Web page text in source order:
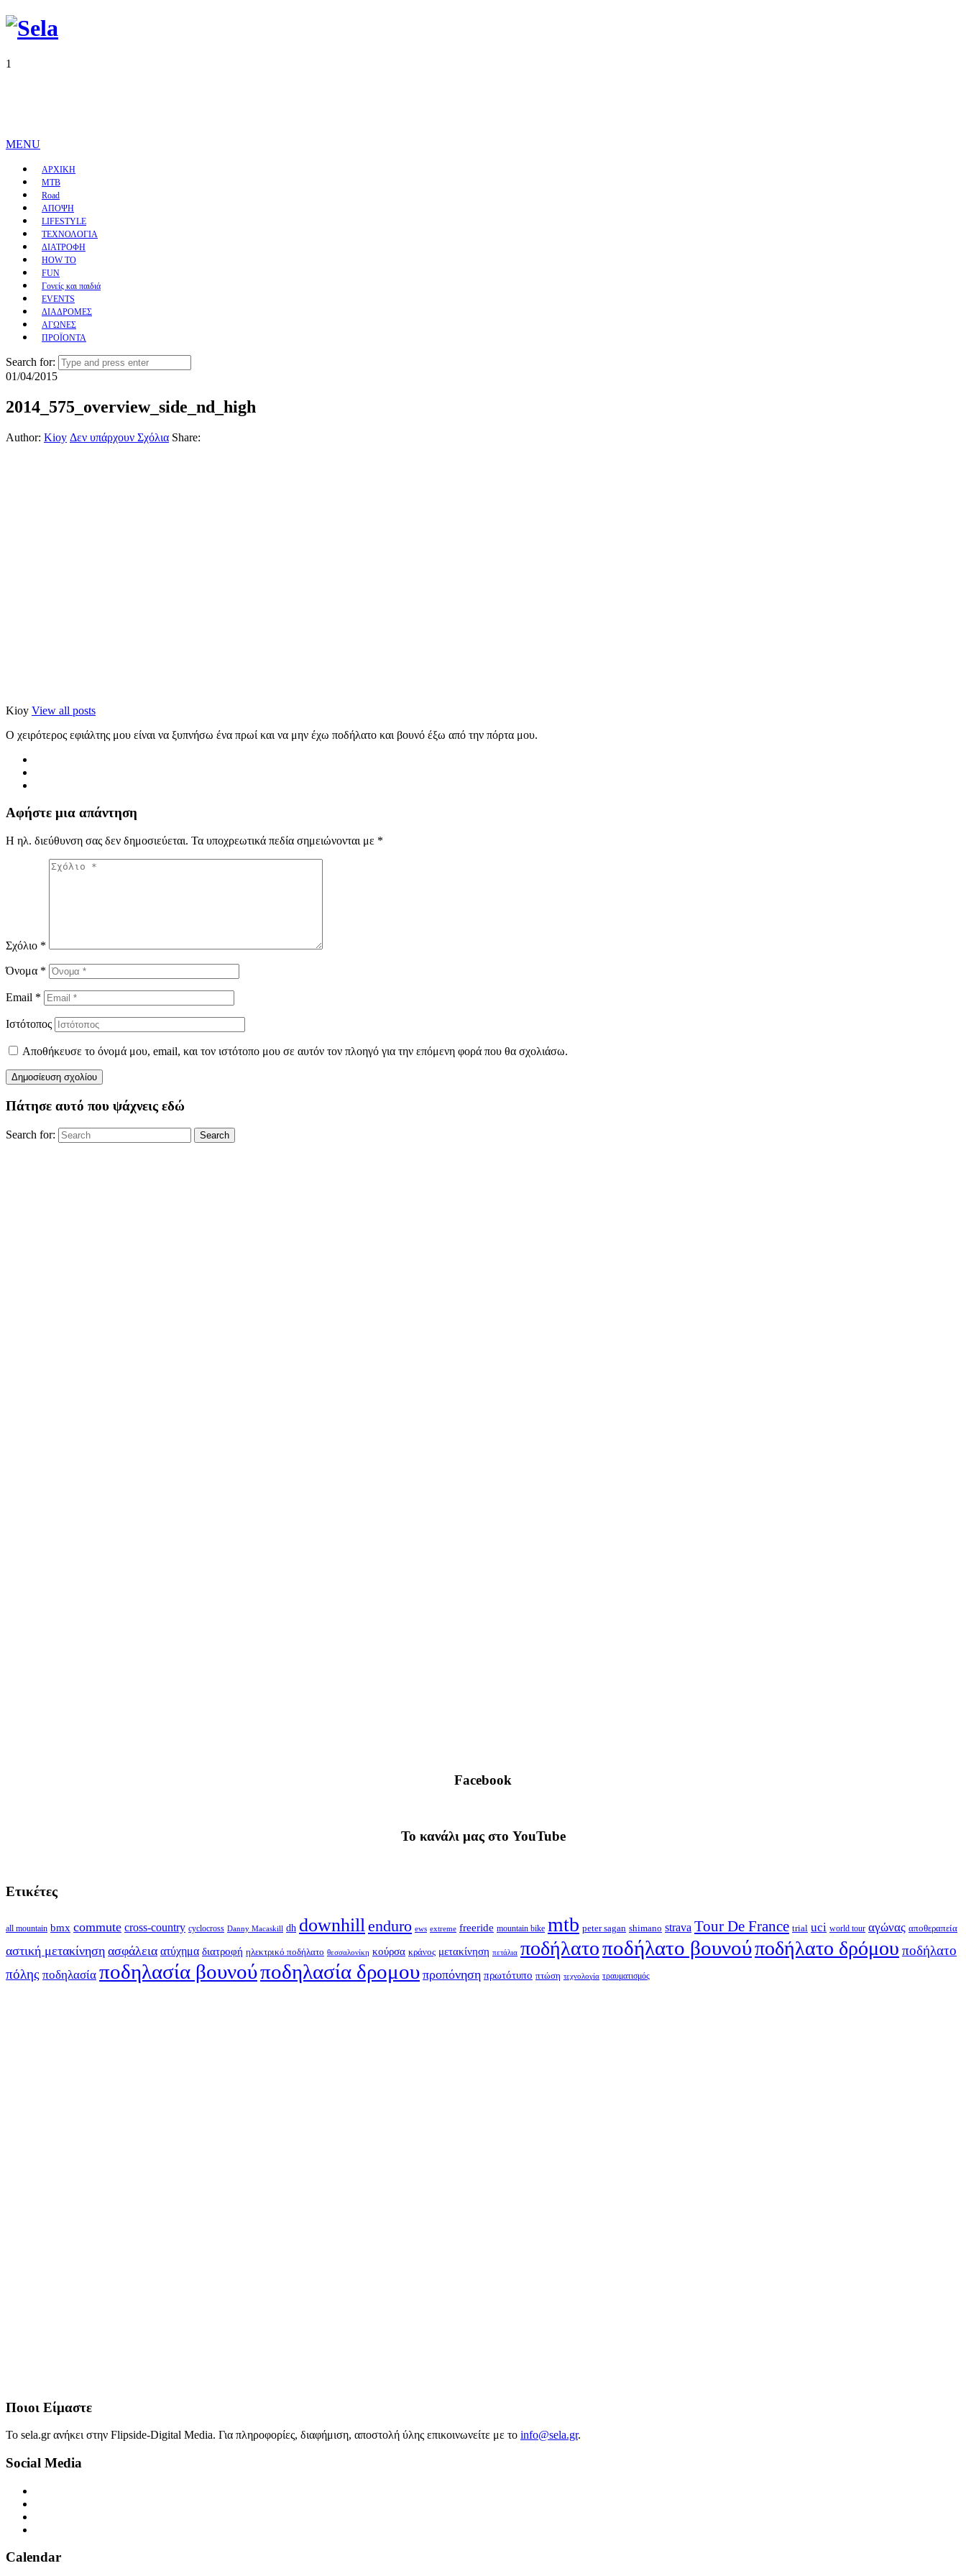
1
MENU
ΑΡΧΙΚΗ
MTB
Road
ΑΠΟΨΗ
LIFESTYLE
ΤΕΧΝΟΛΟΓΙΑ
ΔΙΑΤΡΟΦΗ
HOW TO
FUN
Γονείς και παιδιά
EVENTS
ΔΙΑΔΡΟΜΕΣ
ΑΓΩΝΕΣ
ΠΡΟΪΟΝΤΑ
Search for:
01/04/2015
2014_575_overview_side_nd_high
Author: Kioy Δεν υπάρχουν Σχόλια Share:
Kioy View all posts
Ο χειρότερος εφιάλτης μου είναι να ξυπνήσω ένα πρωί και να μην έχω ποδήλατο και βουνό έξω από την πόρτα μου.
Αφήστε μια απάντηση
Η ηλ. διεύθυνση σας δεν δημοσιεύεται. Τα υποχρεωτικά πεδία σημειώνονται με *
Σχόλιο *
Όνομα *
Email *
Ιστότοπος
Αποθήκευσε το όνομά μου, email, και τον ιστότοπο μου σε αυτόν τον πλοηγό για την επόμενη φορά που θα σχολιάσω.
Πάτησε αυτό που ψάχνεις εδώ
Search for: Search
Facebook
To κανάλι μας στο YouTube
Ετικέτες
all mountain bmx commute cross-country cyclocross Danny Macaskill dh downhillenduro ews extreme freeride mountain bike mtb peter sagan shimano strava Tour De France trial uci world tour αγώνας αποθεραπεία
αστική μετακίνηση ασφάλεια ατύχημα διατροφή ηλεκτρικό ποδήλατο θεσσαλονίκη κούρσα κράνος μετακίνηση πετάλια ποδήλατοποδήλατο βουνούποδήλατο δρόμου ποδήλατο
πόλης ποδηλασία ποδηλασία βουνούποδηλασία δρομου προπόνηση πρωτότυπο πτώση τεχνολογία τραυματισμός
Ποιοι Είμαστε
Το sela.gr ανήκει στην Flipside-Digital Media. Για πληροφορίες, διαφήμιση, αποστολή ύλης επικοινωνείτε με το info@sela.gr.
Social Media
Calendar